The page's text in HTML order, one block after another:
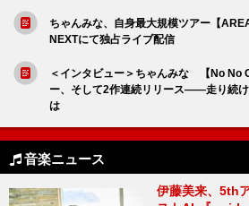
ちゃんみな、自身最大規模ツアー【
NEXTにて独占ライブ配信
＜インタビュー＞ちゃんみな 【No No
ー、そして2作連続リリース――走り続
は
音楽ニュース
伊藤美来、5th